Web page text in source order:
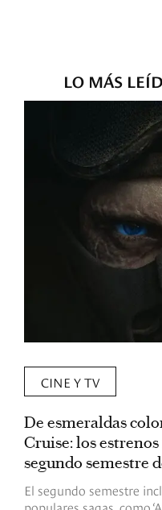
LO MÁS
CINE Y TV
De esmeraldas
Cruise: los
segundo semestre
El segundo semestre
populares sagas, como